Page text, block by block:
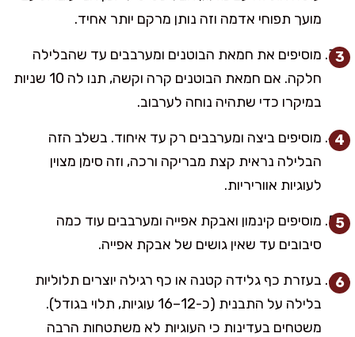
מועך תפוחי אדמה וזה נותן מרקם יותר אחיד.
מוסיפים את חמאת הבוטנים ומערבבים עד שהבלילה
חלקה. אם חמאת הבוטנים קרה וקשה, תנו לה 10 שניות
במיקרו כדי שתהיה נוחה לערבוב.
מוסיפים ביצה ומערבבים רק עד איחוד. בשלב הזה
הבלילה נראית קצת מבריקה ורכה, וזה סימן מצוין
לעוגיות אווריריות.
מוסיפים קינמון ואבקת אפייה ומערבבים עוד כמה
סיבובים עד שאין גושים של אבקת אפייה.
בעזרת כף גלידה קטנה או כף רגילה יוצרים תלוליות
בלילה על התבנית (כ-12–16 עוגיות, תלוי בגודל).
משטחים בעדינות כי העוגיות לא משתטחות הרבה